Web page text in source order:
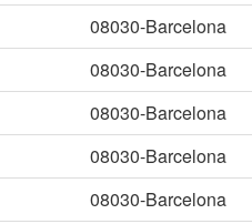
08030-Barcelona
08030-Barcelona
08030-Barcelona
08030-Barcelona
08030-Barcelona